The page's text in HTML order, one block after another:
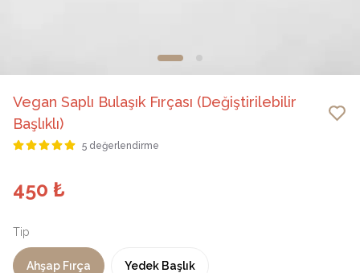
Vegan Saplı Bulaşık Fırçası (Değiştirilebilir
Başlıklı)
5 değerlendirme
450 ₺
Tip
Ahşap Fırça Yedek Başlık